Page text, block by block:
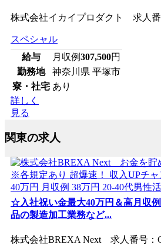
株式会社イカイプロダクト 求人番
スペシャル
給与
月収例307,500円
勤務地
神奈川県 平塚市
寮・社宅 あり
詳しく
見る
関東の求人
☆入社祝い金最大40万円＆高月収
品の製造加工業務など...
株式会社BREXA Next 求人番号：